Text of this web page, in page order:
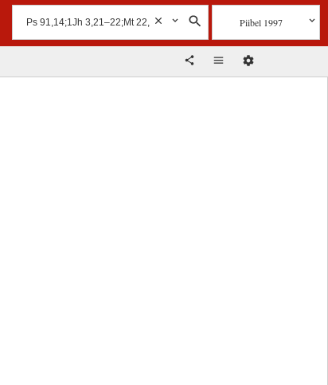
Piibel 1997